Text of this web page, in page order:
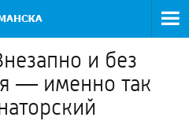
и без
— именно так